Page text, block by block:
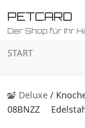
PETCARD
Der Shop für Ihr
START
Deluxe /
08BNZZ